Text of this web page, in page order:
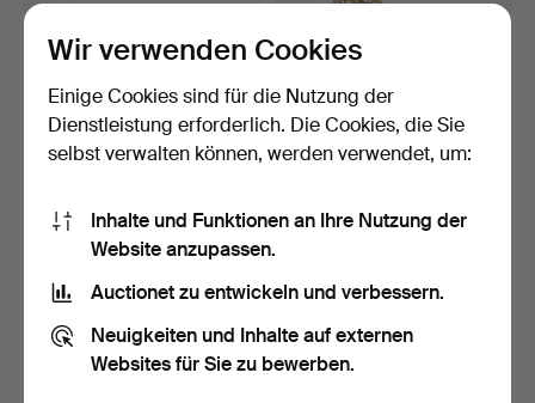
SCHMUCKHAUT,
UHRENSTÄNDER, 3 Stück,
Porzel…
26 Gebote
200 USD
Uhrenständer aus Glas und
170 USD
Wir verwenden Cookies
Einige Cookies sind für die Nutzung der
Dienstleistung erforderlich. Die Cookies, die Sie
selbst verwalten können, werden verwendet, um:
Inhalte und Funktionen an Ihre Nutzung der
Website anzupassen.
Auctionet zu entwickeln und verbessern.
Neuigkeiten und Inhalte auf externen
Websites für Sie zu bewerben.